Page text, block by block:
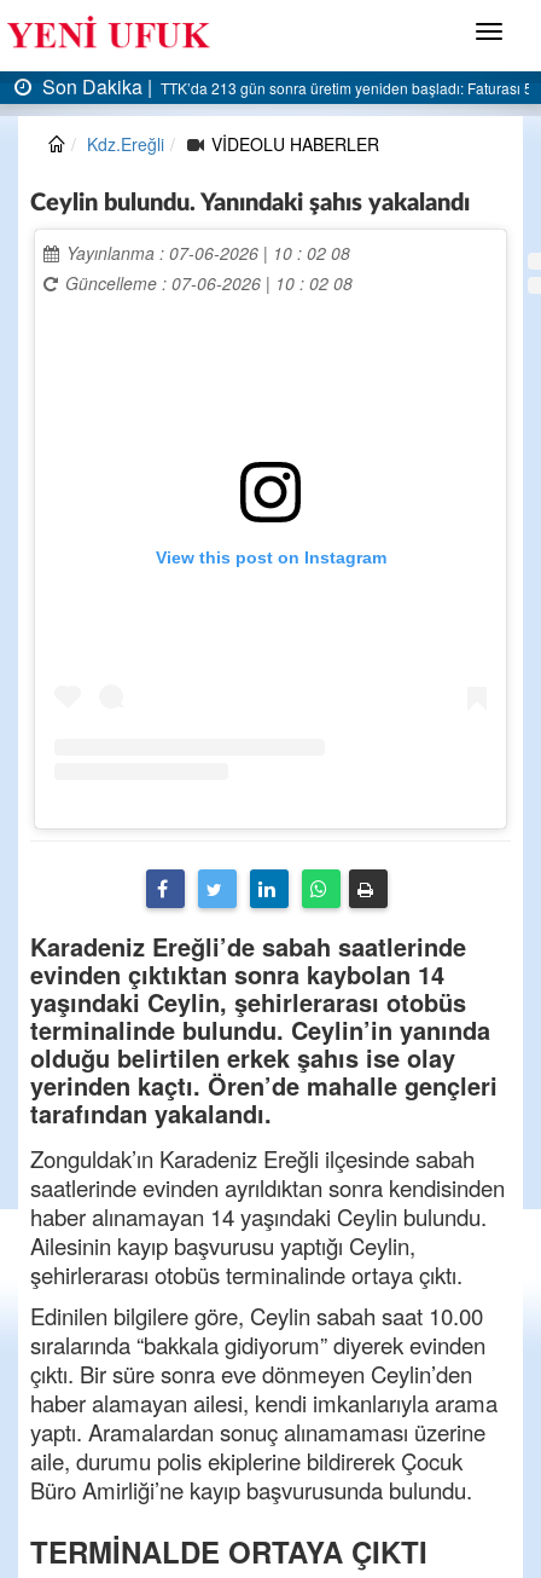
Menü
Son Dakika | AK Parti Ereğli İlçe Başkanlığı’ndan belediyeye sert
Kdz.Ereğli VİDEOLU HABERLER
Ceylin bulundu. Yanındaki şahıs yakalandı
Yayınlanma : 07-06-2026 | 10 : 02 08
Güncelleme : 07-06-2026 | 10 : 02 08
View this post on Instagram
Karadeniz Ereğli’de sabah saatlerinde
evinden çıktıktan sonra kaybolan 14
yaşındaki Ceylin, şehirlerarası otobüs
terminalinde bulundu. Ceylin’in yanında
olduğu belirtilen erkek şahıs ise olay
yerinden kaçtı. Ören’de mahalle gençleri
tarafından yakalandı.
Zonguldak’ın Karadeniz Ereğli ilçesinde sabah
saatlerinde evinden ayrıldıktan sonra kendisinden
haber alınamayan 14 yaşındaki Ceylin bulundu.
Ailesinin kayıp başvurusu yaptığı Ceylin,
şehirlerarası otobüs terminalinde ortaya çıktı.
Edinilen bilgilere göre, Ceylin sabah saat 10.00
sıralarında “bakkala gidiyorum” diyerek evinden
çıktı. Bir süre sonra eve dönmeyen Ceylin’den
haber alamayan ailesi, kendi imkanlarıyla arama
yaptı. Aramalardan sonuç alınamaması üzerine
aile, durumu polis ekiplerine bildirerek Çocuk
Büro Amirliği’ne kayıp başvurusunda bulundu.
TERMİNALDE ORTAYA ÇIKTI